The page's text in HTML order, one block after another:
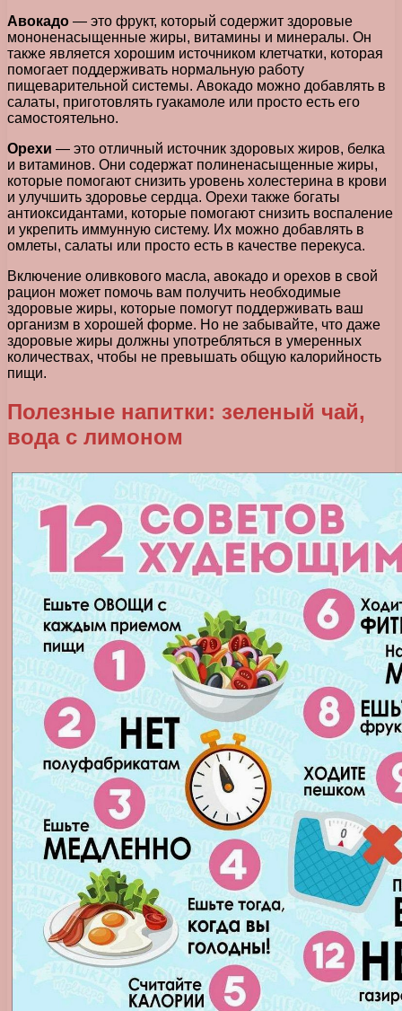
Авокадо — это фрукт, который содержит здоровые
мононенасыщенные жиры, витамины и минералы. Он
также является хорошим источником клетчатки, которая
помогает поддерживать нормальную работу
пищеварительной системы. Авокадо можно добавлять в
салаты, приготовлять гуакамоле или просто есть его
самостоятельно.
Орехи — это отличный источник здоровых жиров, белка
и витаминов. Они содержат полиненасыщенные жиры,
которые помогают снизить уровень холестерина в крови
и улучшить здоровье сердца. Орехи также богаты
антиоксидантами, которые помогают снизить воспаление
и укрепить иммунную систему. Их можно добавлять в
омлеты, салаты или просто есть в качестве перекуса.
Включение оливкового масла, авокадо и орехов в свой
рацион может помочь вам получить необходимые
здоровые жиры, которые помогут поддерживать ваш
организм в хорошей форме. Но не забывайте, что даже
здоровые жиры должны употребляться в умеренных
количествах, чтобы не превышать общую калорийность
пищи.
Полезные напитки: зеленый чай,
вода с лимоном